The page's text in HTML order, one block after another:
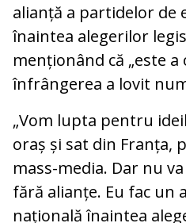
alianță a partidelor de
înaintea alegerilor
menționând că „este
înfrângerea a lovit
„Vom lupta pentru
oraș și sat din Franța,
mass-media. Dar nu
fără alianțe. Eu fac un
națională înaintea